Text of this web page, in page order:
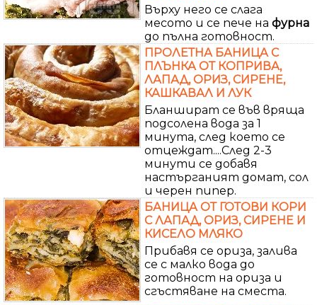
Върху него се слага
месото и се пече на фурна
до пълна готовност.
ПРОЛЕТНА БАНИЦА С
ПЛЪНКА ОТ КОПРИВА,
ЛАПАД, ОРИЗ, СИРЕНЕ,
КАШКАВАЛ И ЛУК
Бланшират се във вряща
подсолена вода за 1
минута, след което се
отцеждат....След 2-3
минути се добавя
настърганият домат, сол
и черен пипер.
БАНИЦА ОТ ГОТОВИ КОРИ
С ЛАПАД, ОРИЗ, СИРЕНЕ И
КИСЕЛО МЛЯКО
Прибавя се ориза, залива
се с малко вода до
готовност на ориза и
сгъстяване на сместа.